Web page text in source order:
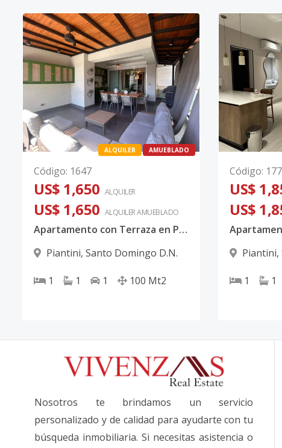
ALQUILER AMUEBLADO
Código: 1647
US$ 1,650 ALQUILER
US$ 1,650 ALQUILERAMUEBLADO
Apartamento con Terraza en Piantini
Piantini, Santo Domingo D.N.
1 1 1 100 Mt2
Código:
US$
US$
Piantini,
1 1
Nosotros te brindamos un servicio
personalizado y de calidad para ayudarte con tu
búsqueda inmobiliaria. Si necesitas asistencia o